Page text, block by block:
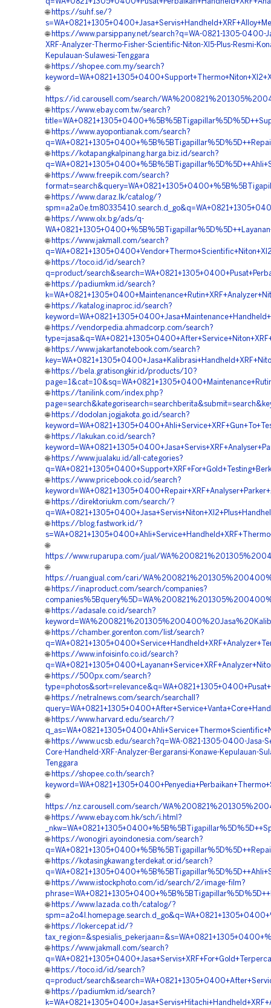
🌐 https://suhf.se/?
🌐 https://www.parsippany.net/search?q=WA-0821-1305-0400-
XRF-Analyzer-Thermo-Fisher-Scientific-Niton-Xl5-Plus-Resmi-
Kepulauan-Sulawesi-Tenggara
🌐 https://shopee.com.my/search?
🌐
https://id.carousell.com/search/
🌐 https://www.ebay.com.tw/search?
🌐 https://www.ayopontianak.com/search?
🌐 https://kotapangkalpinang.harga.biz.id/search?
🌐 https://www.freepik.com/search?
🌐 https://www.daraz.lk/catalog/?
🌐 https://www.olx.bg/ads/q-
🌐 https://www.jakmall.com/search?
🌐 https://toco.id/id/search?
q=product/
🌐 https://padiumkm.id/search?
🌐 https://katalog.inaproc.id/search?
🌐 https://vendorpedia.ahmadcorp.com/search?
🌐 https://www.jakartanotebook.com/search?
🌐 https://bela.gratisongkir.id/products/10?
🌐 https://tanilink.com/index.php?
🌐 https://dodolan.jogjakota.go.id/search?
🌐 https://lakukan.co.id/search?
🌐 https://www.jualaku.id/all-categories?
🌐 https://www.pricebook.co.id/search?
🌐 https://direktoriukm.com/search/?
🌐 https://blog.fastwork.id/?
🌐
https://www.ruparupa.com/jual/
🌐
https://ruangjual.com/cari/
🌐 https://inaproduct.com/search/companies?
🌐 https://adasale.co.id/search?
🌐 https://chamber.gorenton.com/list/search?
🌐 https://www.infoisinfo.co.id/search?
🌐 https://500px.com/search?
🌐 https://netralnews.com/search/searchall?
🌐 https://www.harvard.edu/search/?
🌐 https://www.ucsb.edu/search?q=WA-0821-1305-0400-Jasa-
Core-Handheld-XRF-Analyzer-Bergaransi-Konawe-Kepulauan-
Tenggara
🌐 https://shopee.co.th/search?
🌐
https://nz.carousell.com/search/
🌐 https://www.ebay.com.hk/sch/i.html?
🌐 https://wonogiri.ayoindonesia.com/search?
🌐 https://kotasingkawang.terdekat.or.id/search?
🌐 https://www.istockphoto.com/id/search/2/image-film?
🌐 https://www.lazada.co.th/catalog/?
🌐 https://lokercepat.id/?
🌐 https://www.jakmall.com/search?
🌐 https://toco.id/id/search?
q=product/
🌐 https://padiumkm.id/search?